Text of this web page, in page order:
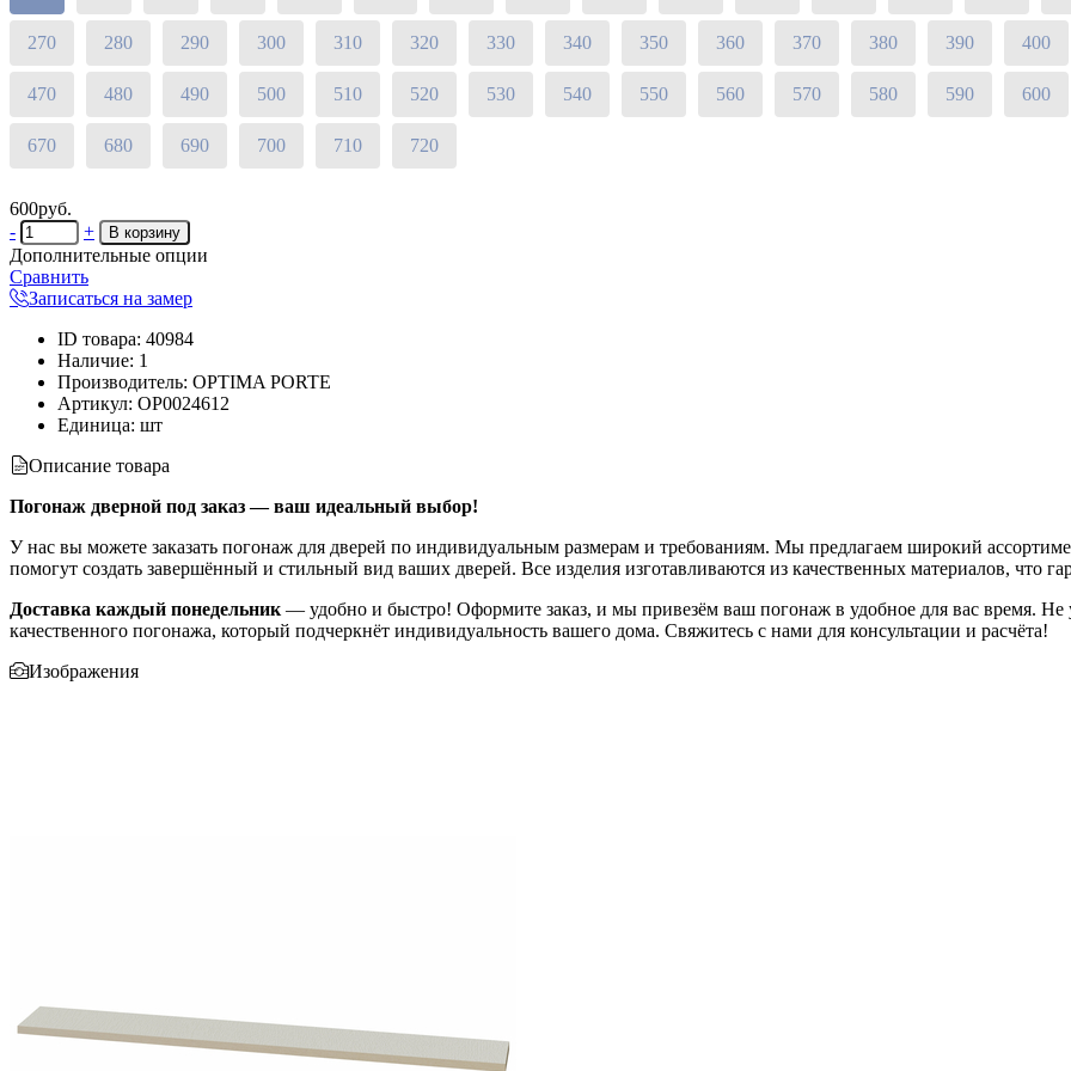
270 280 290 300 310 320 330 340 350 360 370 380 390 400
470 480 490 500 510 520 530 540 550 560 570 580 590 600
670 680 690 700 710 720
600руб.
-
+
Дополнительные опции
Сравнить
Записаться на замер
ID товара: 40984
Наличие: 1
Производитель: OPTIMA PORTE
Артикул: OP0024612
Единица: шт
Описание товара
Погонаж дверной под заказ — ваш идеальный выбор!
У нас вы можете заказать погонаж для дверей по индивидуальным размерам и требованиям. Мы предлагаем широкий
помогут создать завершённый и стильный вид ваших дверей. Все изделия изготавливаются из качественных материалов, что
Доставка каждый понедельник — удобно и быстро! Оформите заказ, и мы привезём ваш погонаж в удобное для вас время.
качественного погонажа, который подчеркнёт индивидуальность вашего дома. Свяжитесь с нами для консультации и расчёта!
Изображения